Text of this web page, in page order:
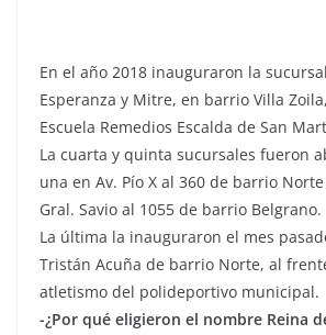
En el año 2018 inauguraron la
Esperanza y Mitre, en barrio Villa
Escuela Remedios Escalda de San
La cuarta y quinta sucursales fueron
una en Av. Pío X al 360 de barrio
Gral. Savio al 1055 de barrio Belgrano.
La última la inauguraron el mes
Tristán Acuña de barrio Norte, al
atletismo del polideportivo municipal.
-¿Por qué eligieron el nombre Reina